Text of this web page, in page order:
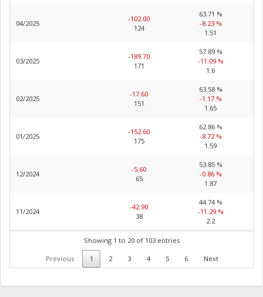
04/2025
-102.00
124
63.71 %
-8.23 %
1.51
03/2025
-189.70
171
57.89 %
-11.09 %
1.6
02/2025
-17.60
151
63.58 %
-1.17 %
1.65
01/2025
-152.60
175
62.86 %
-8.72 %
1.59
12/2024
-5.60
65
53.85 %
-0.86 %
1.87
11/2024
-42.90
38
44.74 %
-11.29 %
2.2
Showing 1 to 20 of 103 entries
Previous 1 2 3 4 5 6 Next